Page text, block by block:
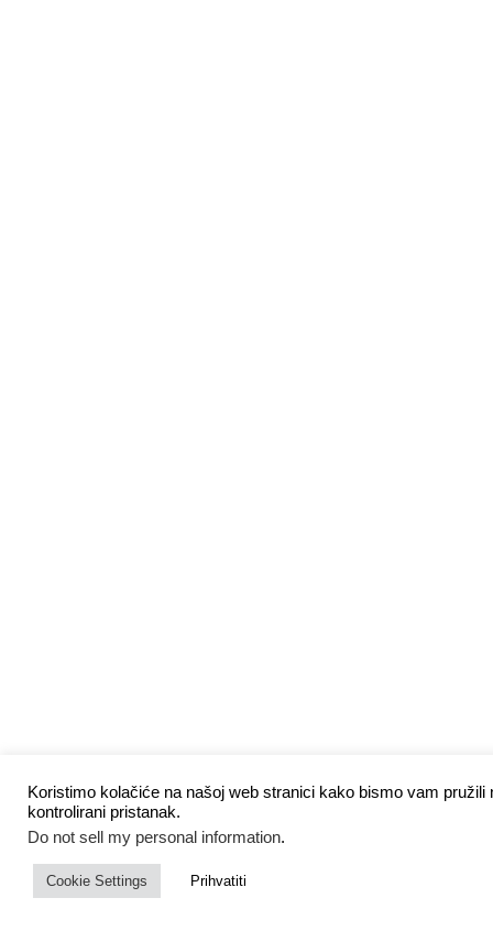
Koristimo kolačiće na našoj web stranici kako bismo vam
kontrolirani pristanak.
Do not sell my personal information.
Cookie Settings Prihvatiti